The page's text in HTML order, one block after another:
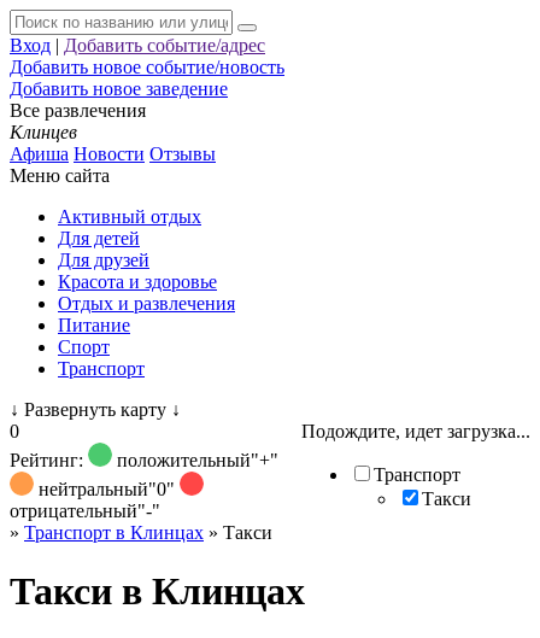
Вход | Добавить событие/адрес
Добавить новое событие/новость
Добавить новое заведение
Все развлечения
Клинцев
Афиша Новости Отзывы
Меню сайта
Активный отдых
Для детей
Для друзей
Красота и здоровье
Отдых и развлечения
Питание
Спорт
Транспорт
↓ Развернуть карту ↓
Подождите, идет загрузка...
Транспорт
Такси
0
Рейтинг:
положительный"+"
нейтральный"0"
отрицательный"-"
» Транспорт в Клинцах » Такси
Такси в Клинцах